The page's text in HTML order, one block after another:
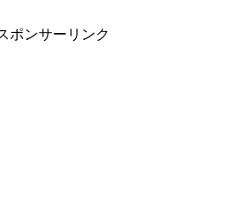
ポンサーリンク